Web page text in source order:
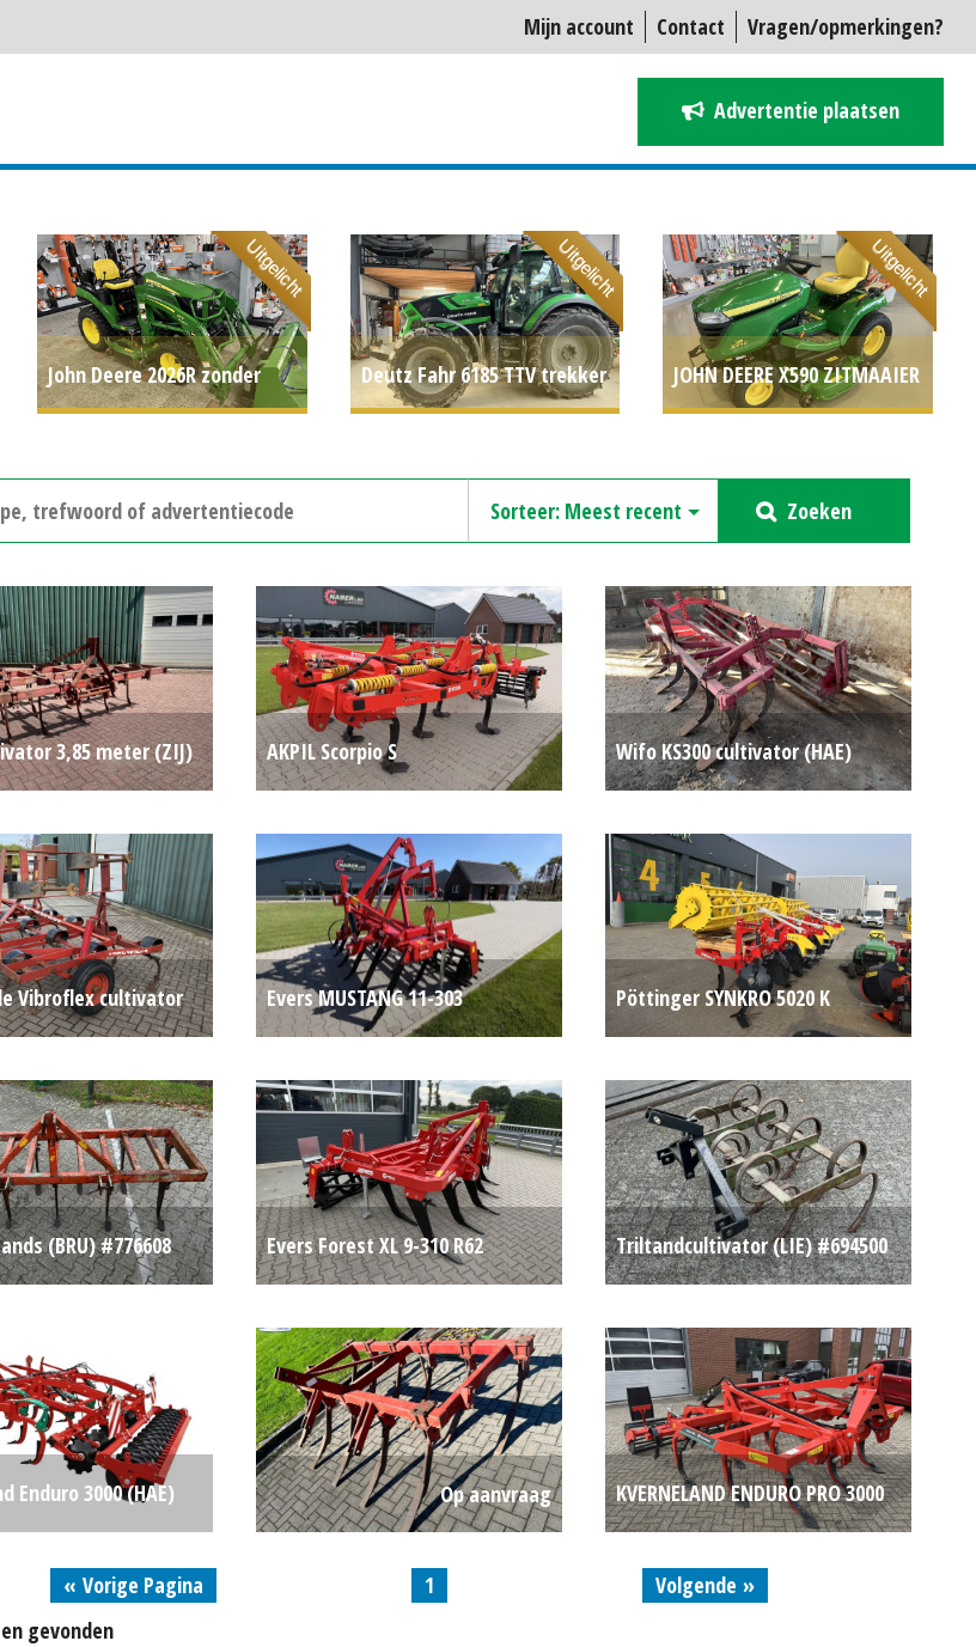
Mijn account Contact Vragen/opmerkingen?
Advertentie plaatsen
John Deere 2026R zonder
Uitgelicht
Deutz Fahr 6185 TTV trekker
Uitgelicht
JOHN DEERE X590 ZITMAAIER
#692207
€ 10.891
Uitgelicht
Zoeken
3,85 meter (ZIJ)
AKPIL Scorpio S
Wifo KS300 cultivator (HAE)
Vibroflex cultivator
Evers MUSTANG 11-303
Pöttinger SYNKRO 5020 K
Op aanvraag
(BRU) #776608
Evers Forest XL 9-310 R62
Triltandcultivator (LIE) #694500
Enduro 3000 (HAE)
Op aanvraag
KVERNELAND ENDURO PRO 3000
« Vorige Pagina
Volgende »
1
gevonden